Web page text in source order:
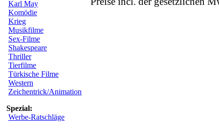
Karl May
Komödie
Krieg
Musikfilme
Sex-Filme
Shakespeare
Thriller
Tierfilme
Türkische Filme
Western
Zeichentrick/Animation
Spezial:
Werbe-Ratschläge